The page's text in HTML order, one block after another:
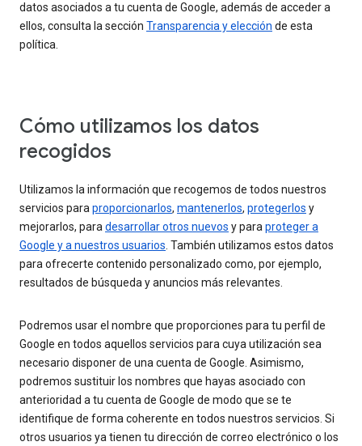
datos asociados a tu cuenta de Google, además de acceder a
ellos, consulta la sección Transparencia y elección de esta
política.
Cómo utilizamos los datos
recogidos
Utilizamos la información que recogemos de todos nuestros
servicios paraproporcionarlos, mantenerlos, protegerlos y
mejorarlos, paradesarrollar otros nuevos y paraproteger a
Google y a nuestros usuarios. También utilizamos estos datos
para ofrecerte contenido personalizado como, por ejemplo,
resultados de búsqueda y anuncios más relevantes.
Podremos usar el nombre que proporciones para tu perfil de
Google en todos aquellos servicios para cuya utilización sea
necesario disponer de una cuenta de Google. Asimismo,
podremos sustituir los nombres que hayas asociado con
anterioridad a tu cuenta de Google de modo que se te
identifique de forma coherente en todos nuestros servicios. Si
otros usuarios ya tienen tu dirección de correo electrónico o los